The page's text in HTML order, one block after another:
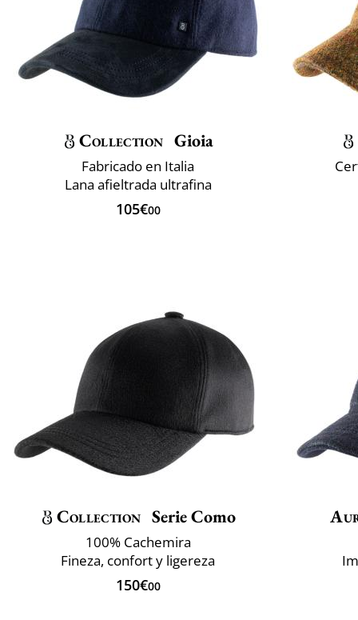
Collection Gioia
Fabricado en Italia
Lana afieltrada ultrafina
105€00
Collection Serie Como
100% Cachemira
Fineza, confort y ligereza
150€00